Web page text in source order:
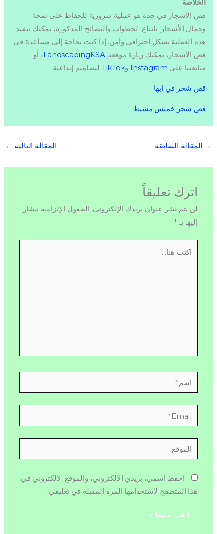
الخلاصة
قص الأشجار في جدة هو عملية ضرورية للحفاظ على صحة
وجمال الأشجار. باتباع الخطوات والنصائح المذكورة، يمكنك تنفيذ
هذه العملية بشكل احترافي وآمن. إذا كنت بحاجة إلى مساعدة في
قص الأشجار، يمكنك زيارة موقعنا LandscapingKSA، أو
متابعتنا على Instagram وTikTok لتصاميم إبداعية.
قص شجر في ابها
قص شجر خميس مشيط
→ المقالة السابقة المقالة التالية ←
اترك تعليقاً
لن يتم نشر عنوان بريدك الإلكتروني. الحقول الإلزامية مشار
إليها بـ *
اسم*
Email*
الموقع
احفظ اسمي، بريدي الإلكتروني، والموقع الإلكتروني في
هذا المتصفح لاستخدامها المرة المقبلة في تعليقي.